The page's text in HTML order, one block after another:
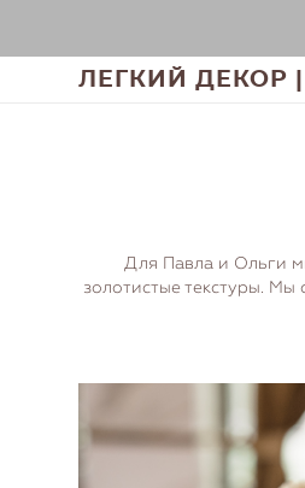
ЛЕГКИЙ ДЕКОР |
Для Павла и Ольги
золотистые текстуры.